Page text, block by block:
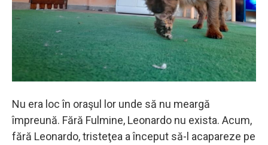
Nu era loc în oraşul lor unde să nu meargă
împreună. Fără Fulmine, Leonardo nu exista. Acum,
fără Leonardo, tristeţea a început să-l acapareze pe